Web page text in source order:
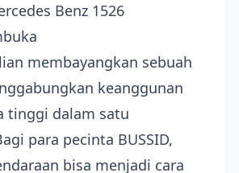
Benz 1526
membayangkan sebuah
keanggunan
tinggi dalam satu
para pecinta BUSSID,
bisa menjadi cara